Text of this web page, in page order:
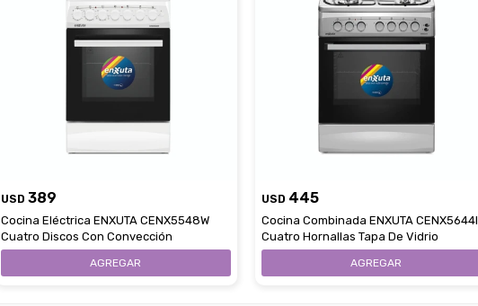
USD 389
Cocina Eléctrica ENXUTA CENX5548W
Cuatro Discos Con Convección
USD 445
Cocina Combinada ENXUTA CENX5644I
Cuatro Hornallas Tapa De Vidrio